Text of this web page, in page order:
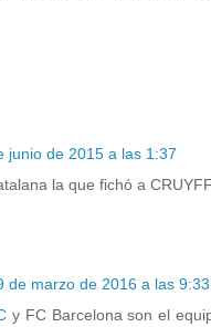
junio de 2015 a las 1:37
la que fichó a CRUYFF
de marzo de 2016 a las 9:33
y FC Barcelona son el